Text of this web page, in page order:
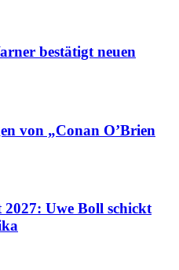
bestätigt neuen
von „Conan O’Brien
Uwe Boll schickt